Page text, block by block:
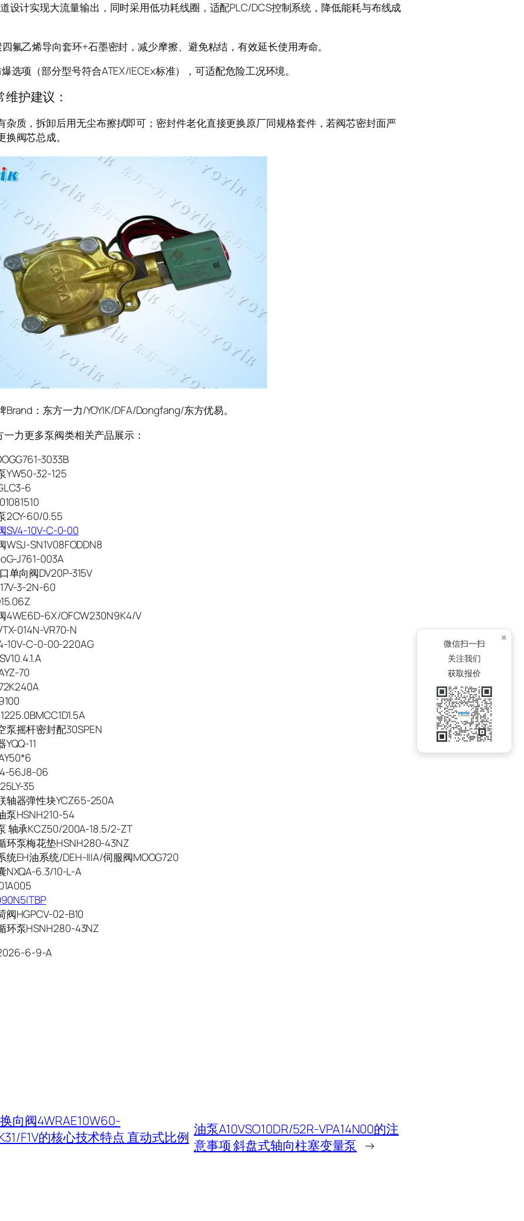
设计实现大流量输出，同时采用低功耗线圈，适配PLC/DCS控制系统，降低能耗与布线成
氟乙烯导向套环+石墨密封，减少摩擦、避免粘结，有效延长使用寿命。
选项（部分型号符合ATEX/IECEx标准），可适配危险工况环境。
护建议：
杂质，拆卸后用无尘布擦拭即可；密封件老化直接更换原厂同规格套件，若阀芯密封面严
换阀芯总成。
Brand：东方一力/YOYIK/DFA/Dongfang/东方优易。
一力更多泵阀类相关产品展示：
3033B
YW50-32-125
6
2CY-60/0.55
SV4-10V-C-0-00
WSJ-SN1V08FODDN8
J761-003A
单向阀DV20P-315V
3-2N-60
4WE6D-6X/OFCW230N9K4/V
014N-VR70-N
10V-C-0-00-220AG
70
泵摇杆密封配30SPEN
11
56J8-06
35
轴器弹性块YCZ65-250A
泵HSNH210-54
轴承KCZ50/200A-18.5/2-ZT
环泵梅花垫HSNH280-43NZ
统EH油系统/DEH-IIIA/伺服阀MOOG720
NXQA-6.3/10-L-A
阀HGPCV-02-B10
环泵HSNH280-43NZ
6-9-A
向阀4WRAE10W60-
F1V的核心技术特点 直动式比例 油泵A10VSO10DR/52R-VPA14N00的注
意事项 斜盘式轴向柱塞变量泵 →
×
微信扫一扫
关注我们
获取报价